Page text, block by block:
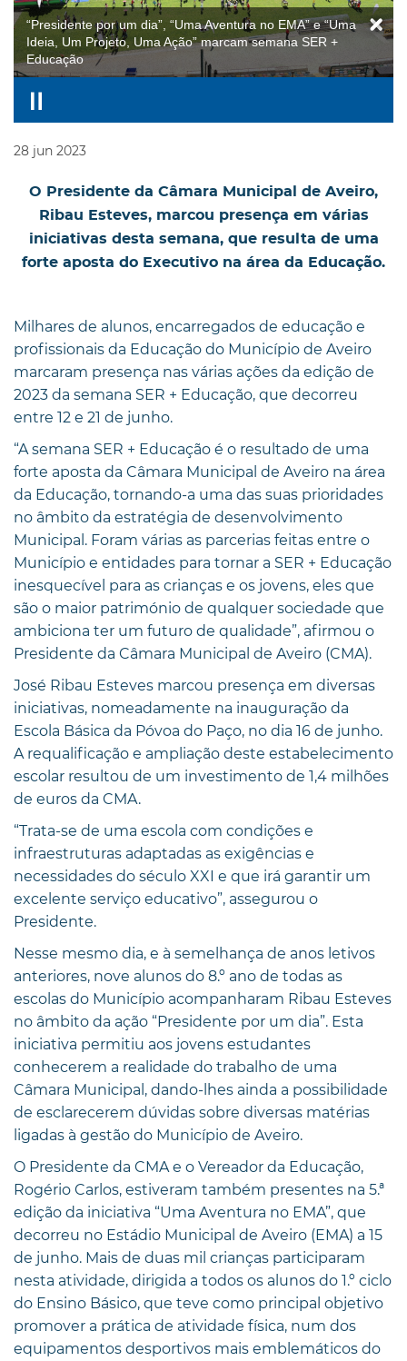
“Presidente por um dia”, “Uma Aventura no EMA” e “Uma
Ideia, Um Projeto, Uma Ação” marcam semana SER +
Educação
28 jun 2023
O Presidente da Câmara Municipal de Aveiro,
Ribau Esteves, marcou presença em várias
iniciativas desta semana, que resulta de uma
forte aposta do Executivo na área da Educação.
Milhares de alunos, encarregados de educação e
profissionais da Educação do Município de Aveiro
marcaram presença nas várias ações da edição de
2023 da semana SER + Educação, que decorreu
entre 12 e 21 de junho.
“A semana SER + Educação é o resultado de uma
forte aposta da Câmara Municipal de Aveiro na área
da Educação, tornando-a uma das suas prioridades
no âmbito da estratégia de desenvolvimento
Municipal. Foram várias as parcerias feitas entre o
Município e entidades para tornar a SER + Educação
inesquecível para as crianças e os jovens, eles que
são o maior património de qualquer sociedade que
ambiciona ter um futuro de qualidade”, afirmou o
Presidente da Câmara Municipal de Aveiro (CMA).
José Ribau Esteves marcou presença em diversas
iniciativas, nomeadamente na inauguração da
Escola Básica da Póvoa do Paço, no dia 16 de junho.
A requalificação e ampliação deste estabelecimento
escolar resultou de um investimento de 1,4 milhões
de euros da CMA.
“Trata-se de uma escola com condições e
infraestruturas adaptadas as exigências e
necessidades do século XXI e que irá garantir um
excelente serviço educativo”, assegurou o
Presidente.
Nesse mesmo dia, e à semelhança de anos letivos
anteriores, nove alunos do 8.º ano de todas as
escolas do Município acompanharam Ribau Esteves
no âmbito da ação “Presidente por um dia”. Esta
iniciativa permitiu aos jovens estudantes
conhecerem a realidade do trabalho de uma
Câmara Municipal, dando-lhes ainda a possibilidade
de esclarecerem dúvidas sobre diversas matérias
ligadas à gestão do Município de Aveiro.
O Presidente da CMA e o Vereador da Educação,
Rogério Carlos, estiveram também presentes na 5.ª
edição da iniciativa “Uma Aventura no EMA”, que
decorreu no Estádio Municipal de Aveiro (EMA) a 15
de junho. Mais de duas mil crianças participaram
nesta atividade, dirigida a todos os alunos do 1.º ciclo
do Ensino Básico, que teve como principal objetivo
promover a prática de atividade física, num dos
equipamentos desportivos mais emblemáticos do